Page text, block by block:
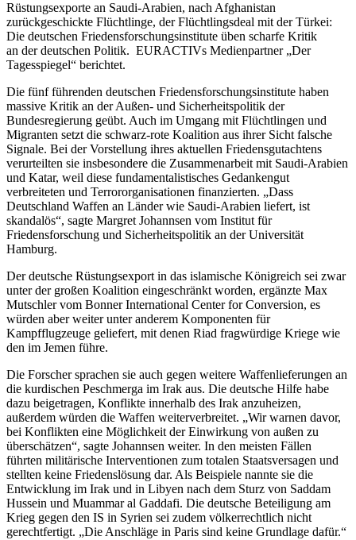
Rüstungsexporte an Saudi-Arabien, nach Afghanistan
zurückgeschickte Flüchtlinge, der Flüchtlingsdeal mit der Türkei:
Die deutschen Friedensforschungsinstitute üben scharfe Kritik
an der deutschen Politik. EURACTIVs Medienpartner „Der
Tagesspiegel“ berichtet.
Die fünf führenden deutschen Friedensforschungsinstitute haben
massive Kritik an der Außen- und Sicherheitspolitik der
Bundesregierung geübt. Auch im Umgang mit Flüchtlingen und
Migranten setzt die schwarz-rote Koalition aus ihrer Sicht falsche
Signale. Bei der Vorstellung ihres aktuellen Friedensgutachtens
verurteilten sie insbesondere die Zusammenarbeit mit Saudi-Arabien
und Katar, weil diese fundamentalistisches Gedankengut
verbreiteten und Terrororganisationen finanzierten. „Dass
Deutschland Waffen an Länder wie Saudi-Arabien liefert, ist
skandalös“, sagte Margret Johannsen vom Institut für
Friedensforschung und Sicherheitspolitik an der Universität
Hamburg.
Der deutsche Rüstungsexport in das islamische Königreich sei zwar
unter der großen Koalition eingeschränkt worden, ergänzte Max
Mutschler vom Bonner International Center for Conversion, es
würden aber weiter unter anderem Komponenten für
Kampfflugzeuge geliefert, mit denen Riad fragwürdige Kriege wie
den im Jemen führe.
Die Forscher sprachen sie auch gegen weitere Waffenlieferungen an
die kurdischen Peschmerga im Irak aus. Die deutsche Hilfe habe
dazu beigetragen, Konflikte innerhalb des Irak anzuheizen,
außerdem würden die Waffen weiterverbreitet. „Wir warnen davor,
bei Konflikten eine Möglichkeit der Einwirkung von außen zu
überschätzen“, sagte Johannsen weiter. In den meisten Fällen
führten militärische Interventionen zum totalen Staatsversagen und
stellten keine Friedenslösung dar. Als Beispiele nannte sie die
Entwicklung im Irak und in Libyen nach dem Sturz von Saddam
Hussein und Muammar al Gaddafi. Die deutsche Beteiligung am
Krieg gegen den IS in Syrien sei zudem völkerrechtlich nicht
gerechtfertigt. „Die Anschläge in Paris sind keine Grundlage dafür.“